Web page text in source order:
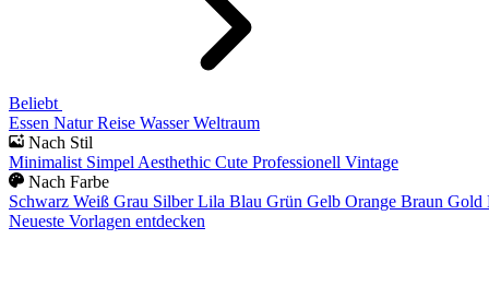
Beliebt
Essen Natur Reise Wasser Weltraum
Nach Stil
Minimalist Simpel Aesthethic Cute Professionell Vintage
Nach Farbe
Schwarz Weiß Grau Silber Lila Blau Grün Gelb Orange Braun Gold
Neueste Vorlagen entdecken